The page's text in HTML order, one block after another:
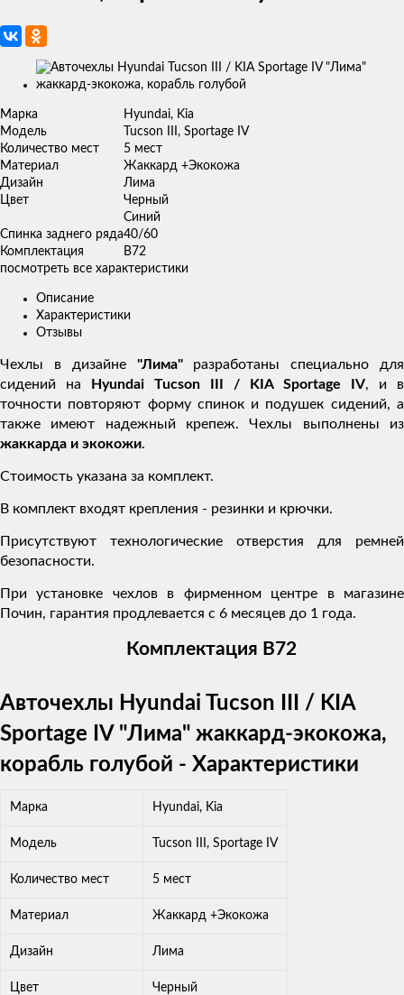
Изображения
Марка
Hyundai, Kia
Модель
Tucson III, Sportage IV
Количество мест
5 мест
Материал
Жаккард +Экокожа
Дизайн
Лима
Цвет
Черный
Синий
Спинка заднего ряда40/60
Комплектация
В72
посмотреть все характеристики
Описание
Характеристики
Отзывы
Чехлы в дизайне "Лима"разработаны специально для
сидений на
Hyundai Tucson III / KIA Sportage IV, и в
точности повторяют форму спинок и подушек сидений, а
также имеют надежный крепеж. Чехлы выполнены из
жаккарда и экокожи.
Стоимость указана за комплект.
В комплект входят крепления - резинки и крючки.
Присутствуют технологические отверстия для ремней
безопасности.
При установке чехлов в фирменном центре в магазине
Почин, гарантия продлевается с 6 месяцев до 1 года.
Комплектация В72
Авточехлы Hyundai Tucson III / KIA
Sportage IV "Лима" жаккард-экокожа,
корабль голубой - Характеристики
Марка Hyundai, Kia
Модель Tucson III, Sportage IV
Количество мест 5 мест
Материал Жаккард +Экокожа
Дизайн Лима
Цвет
Черный